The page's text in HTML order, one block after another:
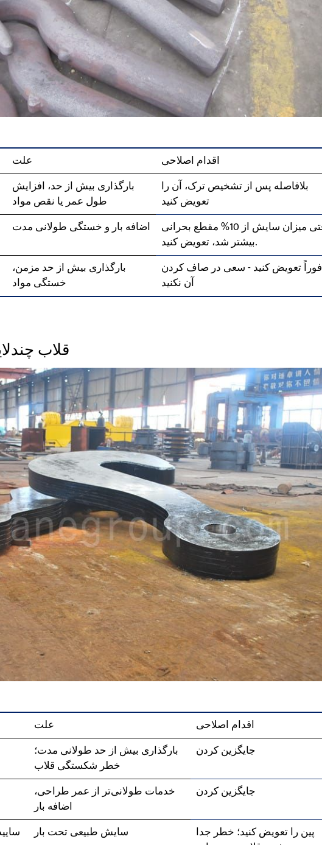
علت
اقدام اصلاحی
بارگذاری بیش از حد، افزایش
طول عمر یا نقص مواد
بلافاصله پس از تشخیص ترک، آن را
تعویض کنید
اضافه بار و خستگی طولانی مدت
وقتی میزان سایش از 10% مقطع بحرانی
بیشتر شد، تعویض کنید.
بارگذاری بیش از حد مزمن،
خستگی مواد
فوراً تعویض کنید - سعی در صاف کردن
آن نکنید
۲. قلاب
علت
اقدام اصلاحی
بارگذاری بیش از حد طولانی مدت؛
خطر شکستگی قلاب
جایگزین کردن
خدمات طولانی‌تر از عمر طراحی،
اضافه بار
جایگزین کردن
سایش طبیعی تحت بار
پین را تعویض کنید؛ خطر جدا